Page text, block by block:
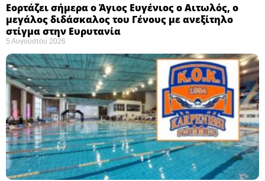
Εορτάζει σήμερα ο Άγιος Ευγένιος ο Αιτωλός, ο
μεγάλος διδάσκαλος του Γένους με ανεξίτηλο
στίγμα στην Ευρυτανία
5 Αυγούστου 2026